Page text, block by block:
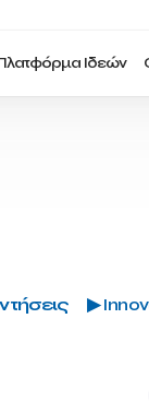
Ιδεών
▶